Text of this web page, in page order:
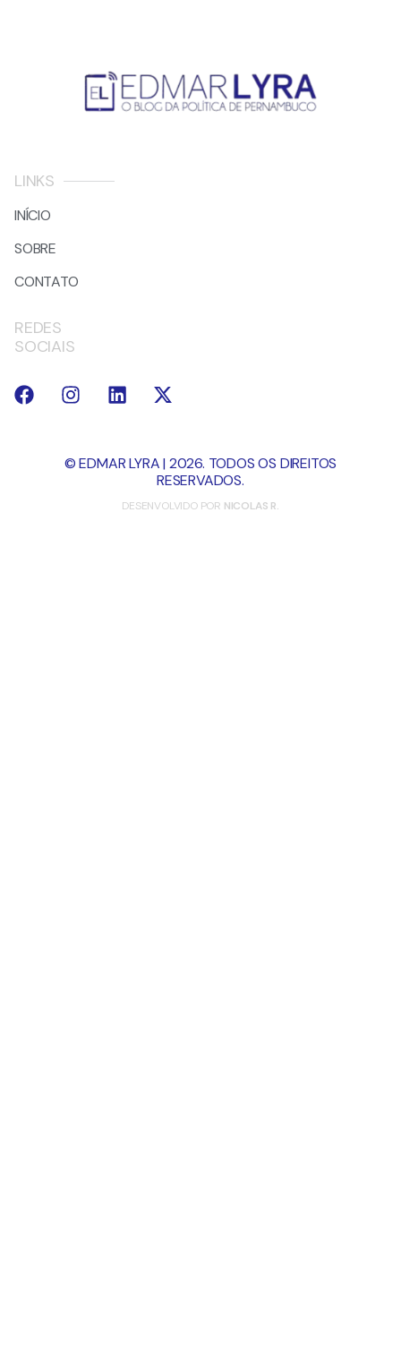
LINKS
INÍCIO
SOBRE
CONTATO
REDES
SOCIAIS
© EDMAR LYRA | 2026. TODOS OS DIREITOS
RESERVADOS.
DESENVOLVIDO POR NICOLAS R.